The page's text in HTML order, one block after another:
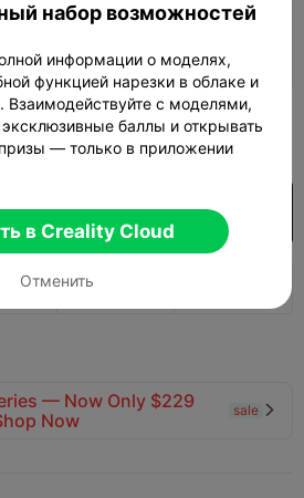
настройки печати
больше очков
150 
Покупка
— Now Only $229
Now
sale 
набор возможностей
информации о моделях,
функцией нарезки в облаке и
Взаимодействуйте с моделями,
баллы и открывать
— только в приложении
в Creality Cloud
Отменить